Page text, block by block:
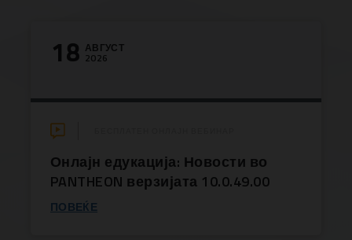
18 АВГУСТ
2026
Онлајн едукација: Новости во
PANTHEON верзијата 10.0.49.00
ПОВЕЌЕ